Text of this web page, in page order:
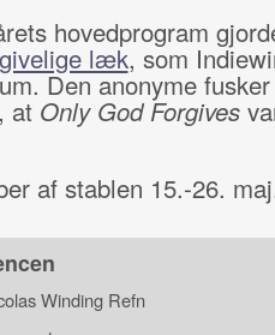
hovedprogram
læk, som
Den anonyme
at Only God Forgives
af stablen 15.-26.
Winding Refn